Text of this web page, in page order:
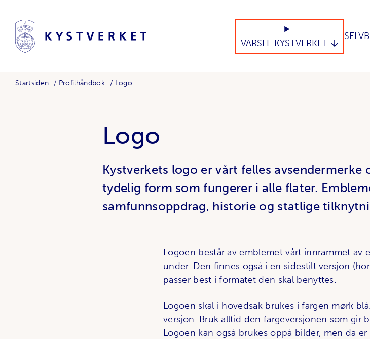
VARSLE KYSTVERKET
Startsiden Profilhåndbok Logo
Logo
Kystverkets logo er vårt felles avsendermerke
tydelig form som fungerer i alle flater.
samfunnsoppdrag, historie og statlige
Logoen består av emblemet vårt innrammet av
under. Den finnes også i en sidestilt versjon
passer best i formatet den skal benyttes.
Logoen skal i hovedsak brukes i fargen mørk
versjon. Bruk alltid den fargeversjonen som gir
Logoen kan også brukes oppå bilder, men da